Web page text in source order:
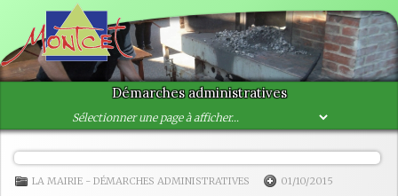
Démarches administratives
LA MAIRIE - DÉMARCHES ADMINISTRATIVES 01/10/2015